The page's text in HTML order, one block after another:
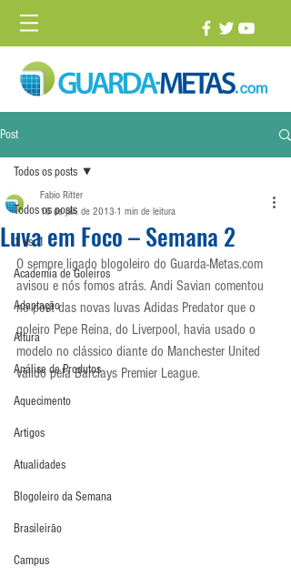
Post
Todos os posts
1 vs. 1
Academia de Goleiros
Adaptação
Altura
Análise de Produtos
Aquecimento
Artigos
Atualidades
Blogoleiro da Semana
Brasileirão
Campus
Todos os posts
Luva em Foco – Semana 2
Fabio Ritter
16 de jan. de 2013 1 min de leitura
O sempre ligado blogoleiro do Guarda-Metas.com
avisou e nós fomos atrás. Andi Savian comentou
no post das novas luvas Adidas Predator que o
goleiro Pepe Reina, do Liverpool, havia usado o
modelo no clássico diante do Manchester United
válido pela Barclays Premier League.